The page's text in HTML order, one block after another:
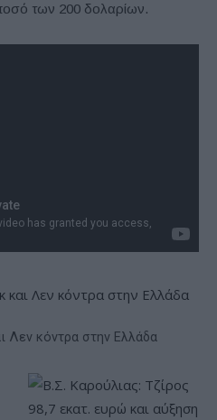
ποσό των 200 δολαρίων.
Λεν κόντρα στην Ελλάδα